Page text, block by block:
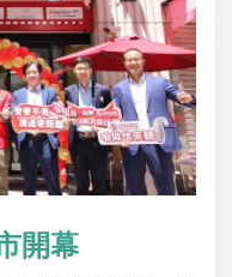
開幕